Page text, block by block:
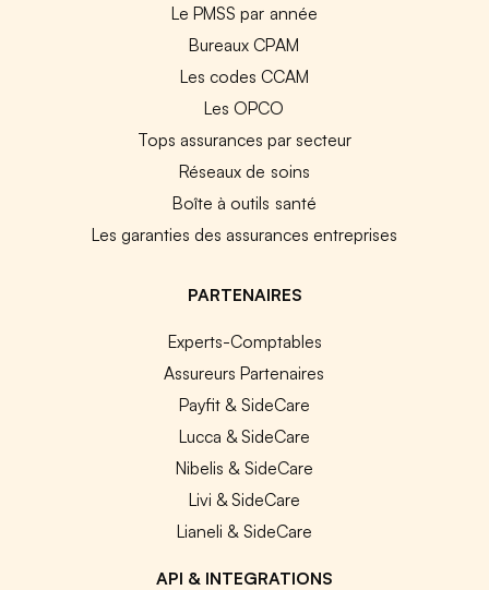
Le PMSS par année
Bureaux CPAM
Les codes CCAM
Les OPCO
Tops assurances par secteur
Réseaux de soins
Boîte à outils santé
Les garanties des assurances entreprises
PARTENAIRES
Experts-Comptables
Assureurs Partenaires
Payfit & SideCare
Lucca & SideCare
Nibelis & SideCare
Livi & SideCare
Lianeli & SideCare
API & INTEGRATIONS